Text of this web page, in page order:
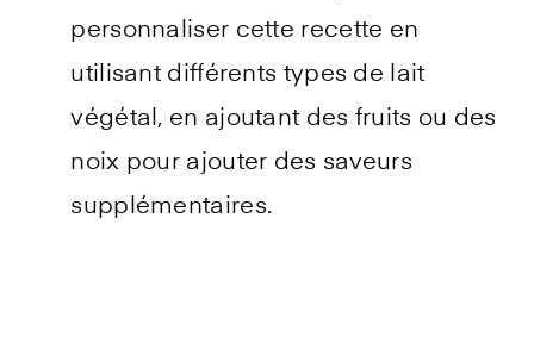
personnaliser cette recette en
utilisant différents types de lait
végétal, en ajoutant des fruits ou des
noix pour ajouter des saveurs
supplémentaires.